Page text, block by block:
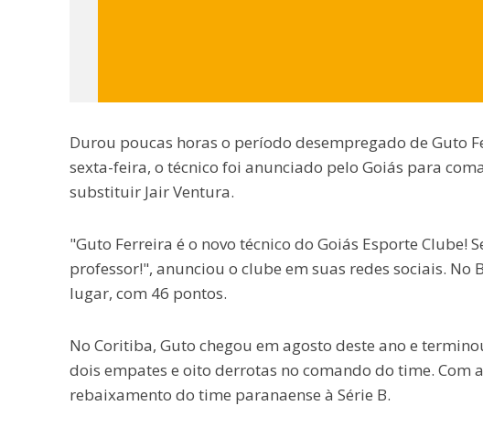
Durou poucas horas o período desempregado de Guto
sexta-feira, o técnico foi anunciado pelo Goiás para
substituir Jair Ventura.
"Guto Ferreira é o novo técnico do Goiás Esporte Clube!
professor!", anunciou o clube em suas redes sociais.
lugar, com 46 pontos.
No Coritiba, Guto chegou em agosto deste ano e
dois empates e oito derrotas no comando do time. Com
rebaixamento do time paranaense à Série B.